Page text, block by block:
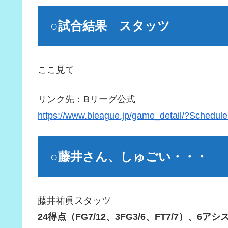
○試合結果 スタッツ
ここ見て
リンク先：Bリーグ公式
https://www.bleague.jp/game_detail/
○藤井さん、しゅごい・・・
藤井祐眞スタッツ
24得点（FG7/12、3FG3/6、FT7/7）、6アシ